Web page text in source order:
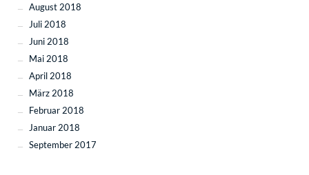
August 2018
Juli 2018
Juni 2018
Mai 2018
April 2018
März 2018
Februar 2018
Januar 2018
September 2017